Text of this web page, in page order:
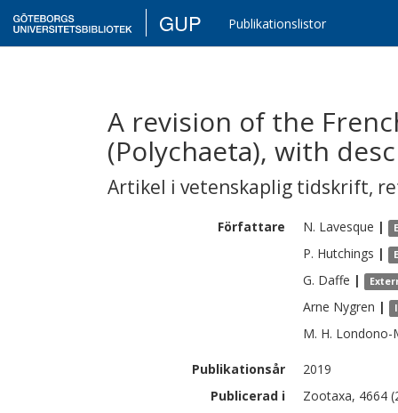
GUP Publikationslistor
A revision of the
(Polychaeta), with
Artikel i vetenskaplig tidskrift,
Författare N. Lavesque |
P. Hutchings |
G. Daffe |
Arne Nygren |
M. H. Londono-
Publikationsår
2019
Publicerad i
Zootaxa, 4664